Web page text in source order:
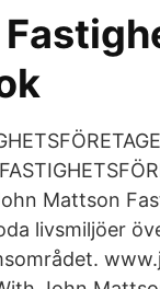
Mattson
livsmiljöer